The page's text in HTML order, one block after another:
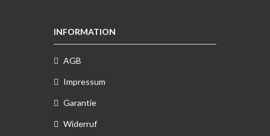
INFORMATION
AGB
Impressum
Garantie
Widerruf